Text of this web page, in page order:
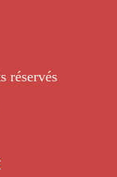
réservés